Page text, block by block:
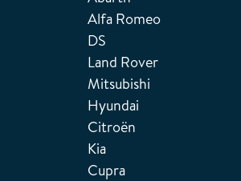
Alfa Romeo
DS
Land Rover
Mitsubishi
Hyundai
Citroën
Kia
Cupra